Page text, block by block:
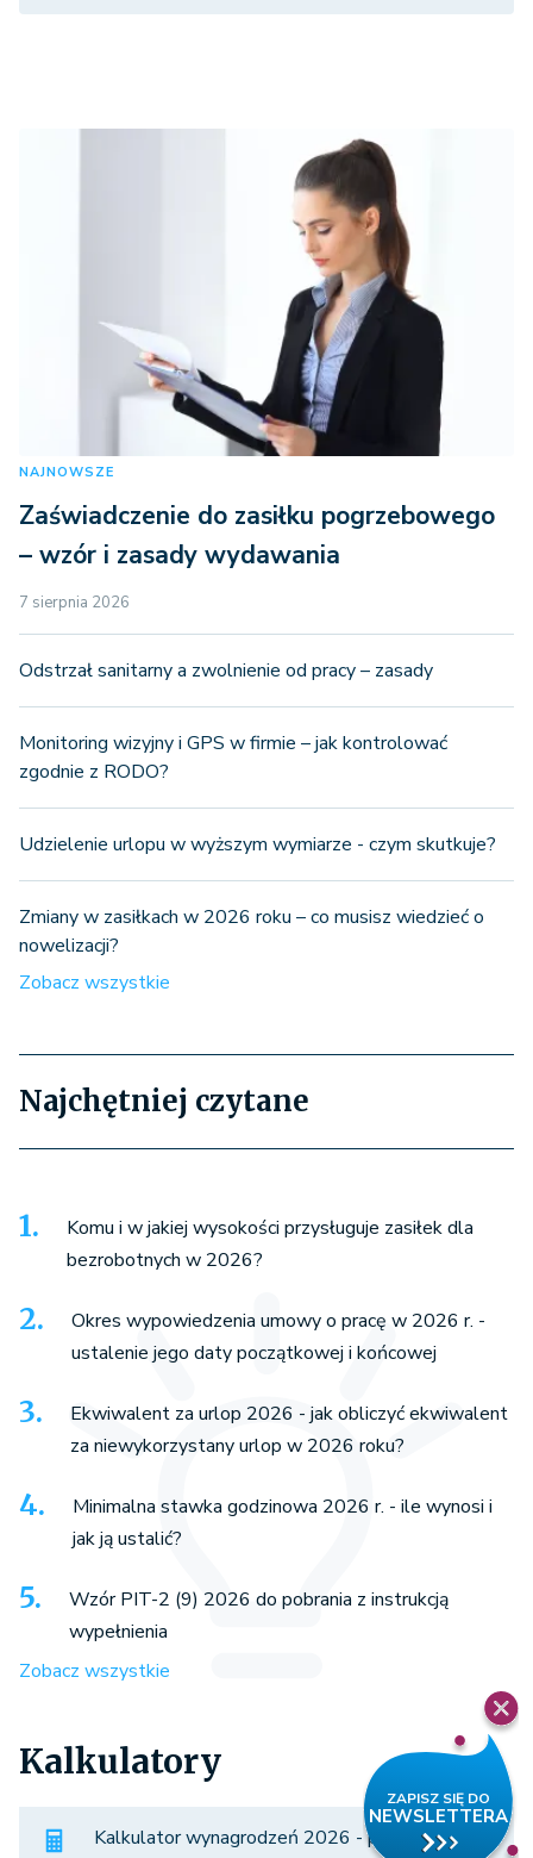
NAJNOWSZE
Zaświadczenie do zasiłku pogrzebowego
– wzór i zasady wydawania
7 sierpnia 2026
Odstrzał sanitarny a zwolnienie od pracy – zasady
Monitoring wizyjny i GPS w firmie – jak kontrolować
zgodnie z RODO?
Udzielenie urlopu w wyższym wymiarze - czym skutkuje?
Zmiany w zasiłkach w 2026 roku – co musisz wiedzieć o
nowelizacji?
Zobacz wszystkie
Najchętniej czytane
Komu i w jakiej wysokości przysługuje zasiłek dla
bezrobotnych w 2026?
Okres wypowiedzenia umowy o pracę w 2026 r. -
ustalenie jego daty początkowej i końcowej
Ekwiwalent za urlop 2026 - jak obliczyć ekwiwalent
za niewykorzystany urlop w 2026 roku?
Minimalna stawka godzinowa 2026 r. - ile wynosi i
jak ją ustalić?
Wzór PIT-2 (9) 2026 do pobrania z instrukcją
wypełnienia
Zobacz wszystkie
Kalkulatory
Kalkulator wynagrodzeń 2026 - porównaj